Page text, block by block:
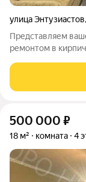
улица Энтузиастов,
Представляем
ремонтом в
улицы, а
доступность ко
500 000 ₽
18 м² комната 4